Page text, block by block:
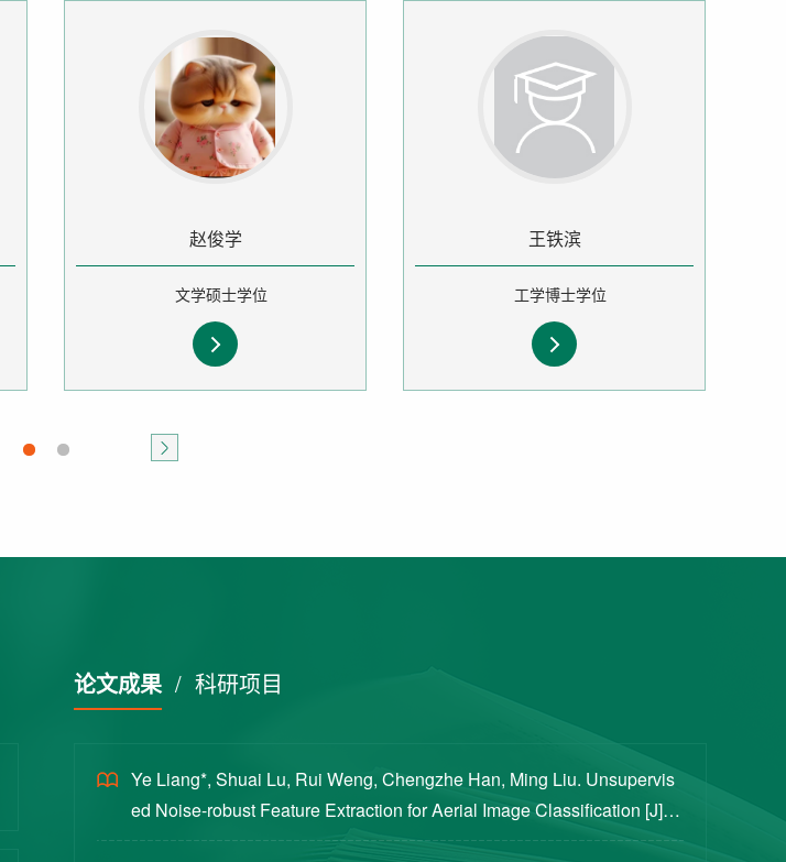
赵俊学
文学硕士学位
王铁滨
工学博士学位
论文成果/ 科研项目
Ye Liang*, Shuai Lu, Rui Weng, Chengzhe Han, Ming Liu. Unsupervis
ed Noise-robust Feature Extraction for Aerial Image Classification [J]. S
cience China Technological Sciences, 2020, 63(8): 1406-1415...